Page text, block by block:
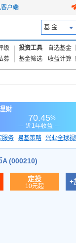
户端
基 金
级
募
投资工具 自选基金
基金筛选
收益计算
服务 易基策略 兴业全球
A (000210)
定投
10元起
+